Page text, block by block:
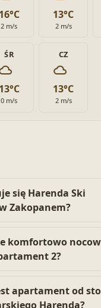
16°C
2 m/s
13°C
2 m/s
ŚR
13°C
0 m/s
CZ
13°C
2 m/s
się Harenda Ski
Zakopanem?
komfortowo
2?
apartament od
Harenda?